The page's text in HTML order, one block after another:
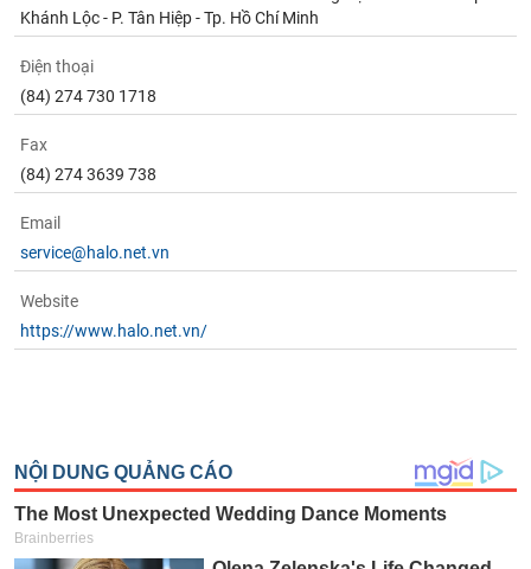
Khánh Lộc - P. Tân Hiệp - Tp. Hồ Chí Minh
Điện thoại
(84) 274 730 1718
Fax
(84) 274 3639 738
Email
service@halo.net.vn
Website
https://www.halo.net.vn/